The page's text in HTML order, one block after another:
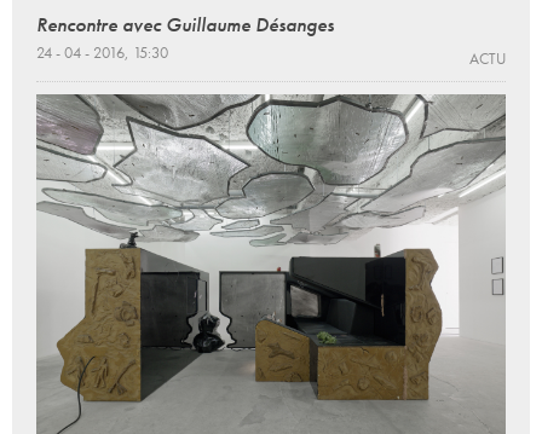
Rencontre avec Guillaume Désanges
24 - 04 - 2016, 15:30 ACTU